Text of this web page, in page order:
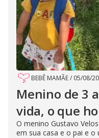
BEBÊ MAMÃE/ 05/08/
Menino de 3
vida, o que
O menino Gustavo
em sua casa e o pai e o